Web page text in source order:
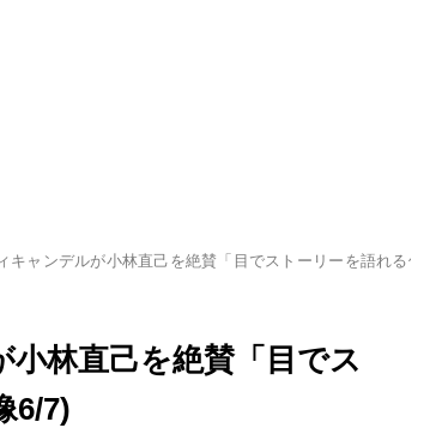
キャンデルが小林直己を絶賛「目でストーリーを語れる俳優」
林直己を絶賛「目でス
6/7)